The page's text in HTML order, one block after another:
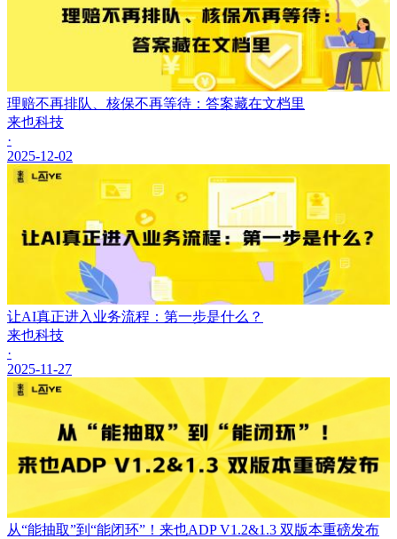
理赔不再排队、核保不再等待：答案藏在文档里
来也科技
·
2025-12-02
让AI真正进入业务流程：第一步是什么？
来也科技
·
2025-11-27
从“能抽取”到“能闭环”！来也ADP V1.2&1.3 双版本重磅发布